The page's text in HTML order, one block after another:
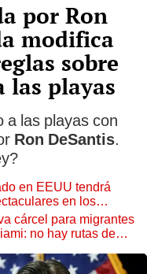
por Ron
modifica
sobre
las playas
las playas con
Ron DeSantis.
en EEUU tendrá
en los
cárcel para migrantes
no hay rutas de